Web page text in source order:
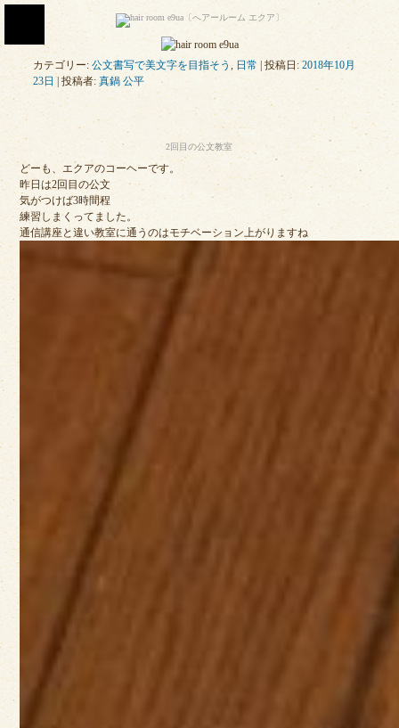
カテゴリー:公文書写で美文字を目指そう, 日常 | 投稿日:2018年10月
23日 |投稿者:真鍋 公平
2回目の公文教室
どーも、エクアのコーヘーです。
昨日は2回目の公文
気がつけば3時間程
練習しまくってました。
通信講座と違い教室に通うのはモチベーション上がりますね